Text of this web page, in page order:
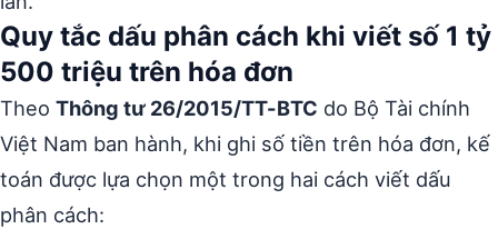
Quy tắc dấu phân cách khi viết số 1 tỷ
500 triệu trên hóa đơn
Theo Thông tư 26/2015/TT-BTC do Bộ Tài chính
Việt Nam ban hành, khi ghi số tiền trên hóa đơn, kế
toán được lựa chọn một trong hai cách viết dấu
phân cách: